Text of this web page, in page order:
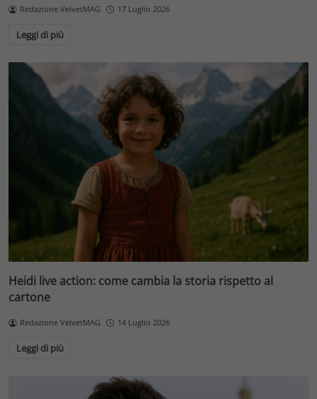
Redazione VelvetMAG 17 Luglio 2026
Leggi di più
Heidi live action: come cambia la storia rispetto al
cartone
Redazione VelvetMAG 14 Luglio 2026
Leggi di più